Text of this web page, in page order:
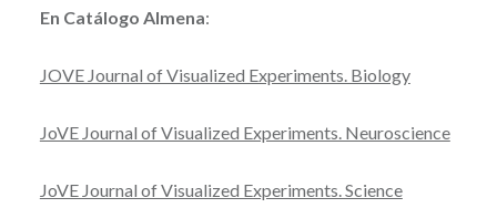
En Catálogo Almena:
JOVE Journal of Visualized Experiments. Biology
JoVE Journal of Visualized Experiments. Neuroscience
JoVE Journal of Visualized Experiments. Science